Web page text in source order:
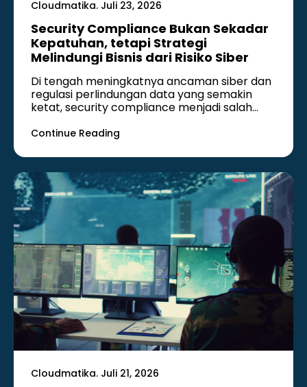
Cloudmatika. Juli 23, 2026
Security Compliance Bukan Sekadar
Kepatuhan, tetapi Strategi
Melindungi Bisnis dari Risiko Siber
Di tengah meningkatnya ancaman siber dan
regulasi perlindungan data yang semakin
ketat, security compliance menjadi salah
Continue Reading
Cloudmatika. Juli 21, 2026